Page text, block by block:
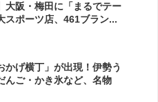
大阪・梅田に「まるでテー
スポーツ店、461ブラン...
げ横丁」が出現！伊勢う
んご・かき氷など、名物